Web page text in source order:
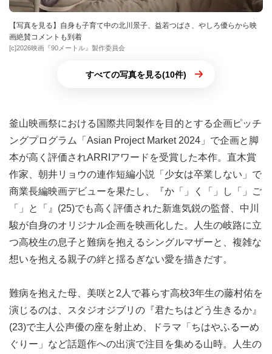
【写真を見る】自身も子育て中の北川景子、益若つばさ、やしろ優らから映
画絶賛コメントも到着
[c]2026映画『90メートル』製作委員会
すべての写真を見る(10件)
釜山映画祭における国際共同製作を目的とする企画ピッチ
ングプログラム「Asian Project Market 2024」で企画と脚
本が高く評価されARRIアワードを受賞した本作。直木賞
作家、朝井リョウの連作短編小説「少女は卒業しない」で
商業長編映画デビューを果たし、『か「」く「」し「」ご
「」と「』(25)でも高く評価された新進気鋭の監督、中川
駿が自身のオリジナル企画を映画化した。人生の岐路に立
つ高校生の息子と難病を抱えるシングルマザーと、複雑な
想いを抱える親子の絆と揺るぎない愛を描きだす。
難病を抱えた母、美咲と2人で暮らす高校3年生の藤村佑を
演じるのは、スタジオジブリの『君たちはどう生きるか』
(23)で主人公声優の座を射止め、ドラマ「ちはやふるーめ
ぐりー」など話題作への出演で注目を集める山時。人生の